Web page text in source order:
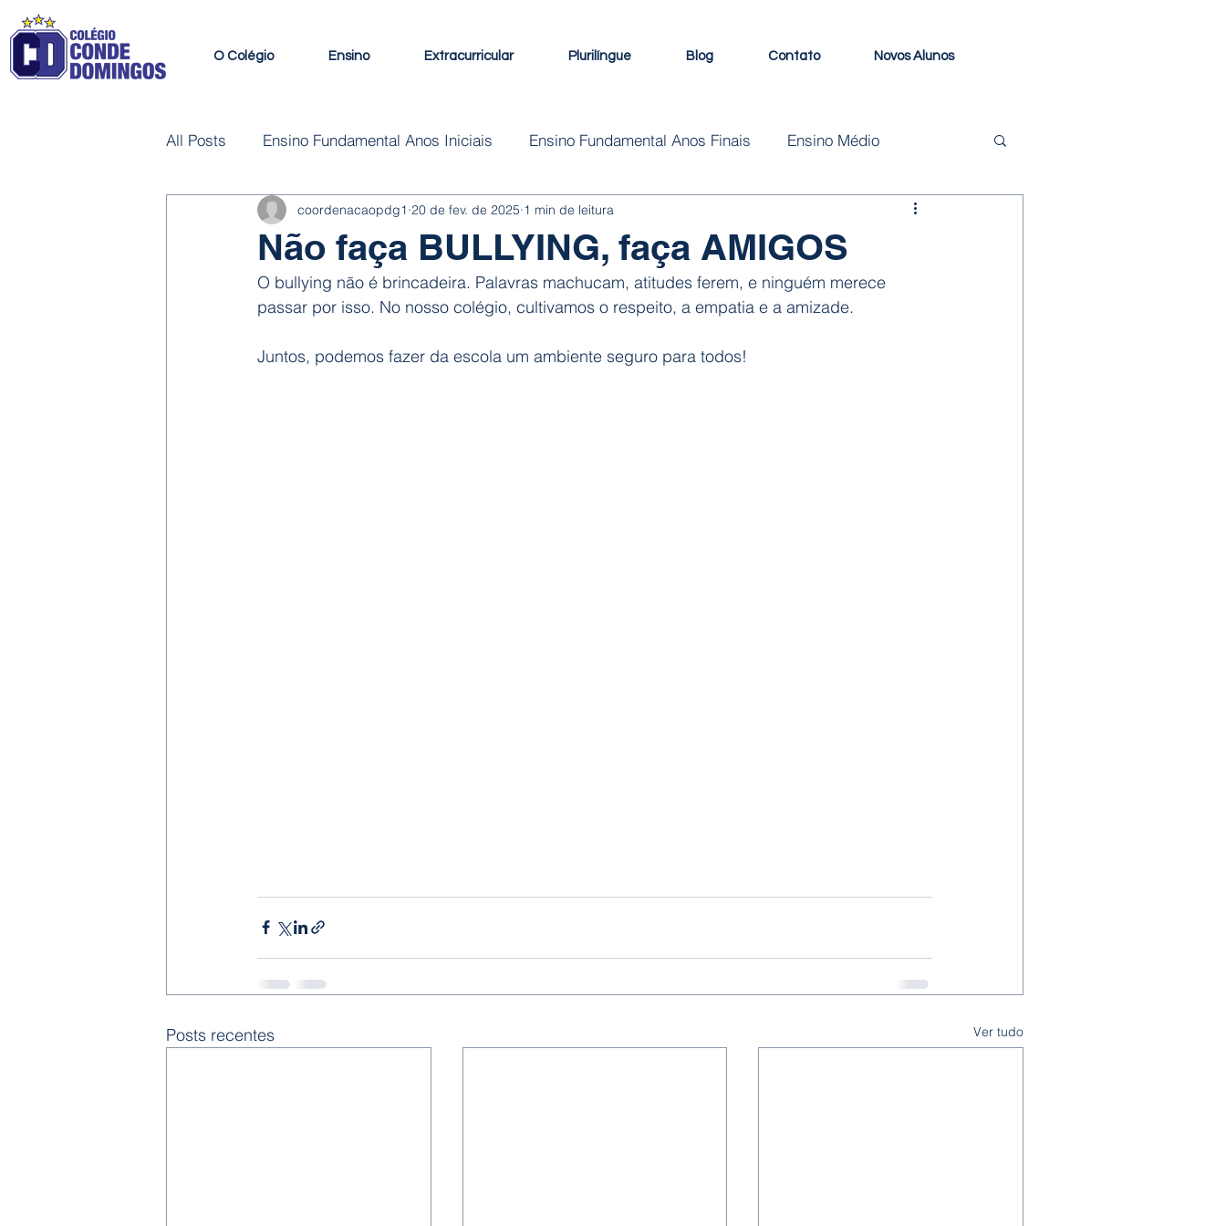
O Colégio Ensino Extracurricular Plurilíngue Blog Contato Novos Alunos
All Posts Ensino Fundamental Anos Iniciais Ensino Fundamental Anos Finais Ensino Médio
Habilidades e Cursos Livres Programa Plurilíngue
Não faça BULLYING, faça AMIGOS
coordenacaopdg1 20 de fev. de 2025 1 min de leitura
O bullying não é brincadeira. Palavras machucam, atitudes ferem, e ninguém merece
passar por isso. No nosso colégio, cultivamos o respeito, a empatia e a amizade.
Juntos, podemos fazer da escola um ambiente seguro para todos!
Posts recentes Ver tudo